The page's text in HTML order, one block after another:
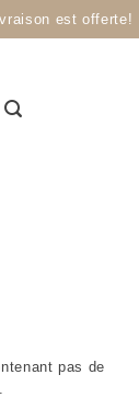
est offerte!
pas de